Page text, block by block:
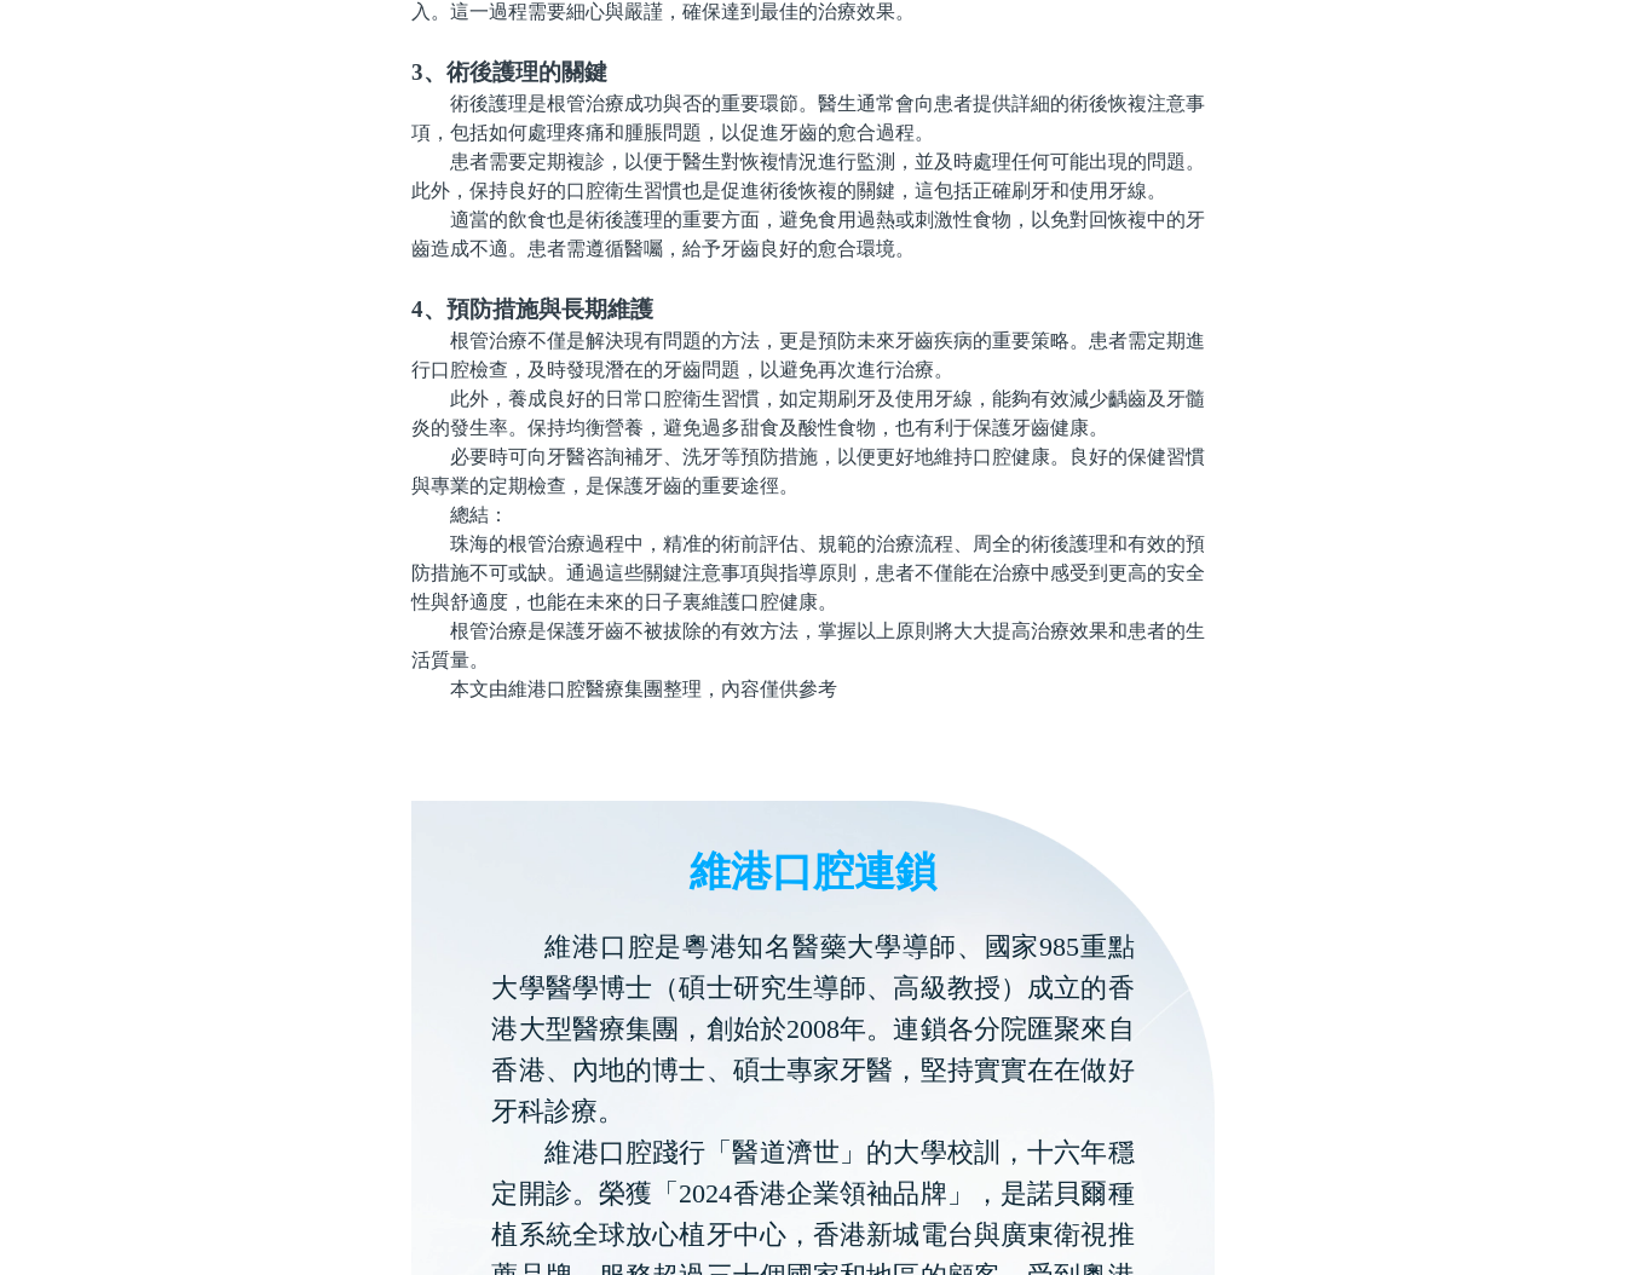
入。這一過程需要細心與嚴謹，確保達到最佳的治療效果。
3、術後護理的關鍵
術後護理是根管治療成功與否的重要環節。醫生通常會向患者提供詳細的術後恢複注意事
項，包括如何處理疼痛和腫脹問題，以促進牙齒的愈合過程。
患者需要定期複診，以便于醫生對恢複情況進行監測，並及時處理任何可能出現的問題。
此外，保持良好的口腔衛生習慣也是促進術後恢複的關鍵，這包括正確刷牙和使用牙線。
適當的飲食也是術後護理的重要方面，避免食用過熱或刺激性食物，以免對回恢複中的牙
齒造成不適。患者需遵循醫囑，給予牙齒良好的愈合環境。
4、預防措施與長期維護
根管治療不僅是解決現有問題的方法，更是預防未來牙齒疾病的重要策略。患者需定期進
行口腔檢查，及時發現潛在的牙齒問題，以避免再次進行治療。
此外，養成良好的日常口腔衛生習慣，如定期刷牙及使用牙線，能夠有效減少齲齒及牙髓
炎的發生率。保持均衡營養，避免過多甜食及酸性食物，也有利于保護牙齒健康。
必要時可向牙醫咨詢補牙、洗牙等預防措施，以便更好地維持口腔健康。良好的保健習慣
與專業的定期檢查，是保護牙齒的重要途徑。
總結：
珠海的根管治療過程中，精准的術前評估、規範的治療流程、周全的術後護理和有效的預
防措施不可或缺。通過這些關鍵注意事項與指導原則，患者不僅能在治療中感受到更高的安全
性與舒適度，也能在未來的日子裏維護口腔健康。
根管治療是保護牙齒不被拔除的有效方法，掌握以上原則將大大提高治療效果和患者的生
活質量。
本文由維港口腔醫療集團整理，內容僅供參考
維港口腔連鎖
維港口腔是粵港知名醫藥大學導師、國家985重點
大學醫學博士（碩士研究生導師、高級教授）成立的香
港大型醫療集團，創始於2008年。連鎖各分院匯聚來自
香港、內地的博士、碩士專家牙醫，堅持實實在在做好
牙科診療。
維港口腔踐行「醫道濟世」的大學校訓，十六年穩
定開診。榮獲「2024香港企業領袖品牌」，是諾貝爾種
植系統全球放心植牙中心，香港新城電台與廣東衛視推